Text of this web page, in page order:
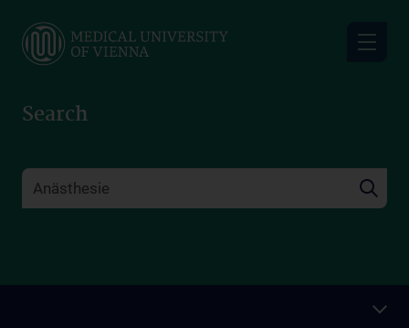
main
Search